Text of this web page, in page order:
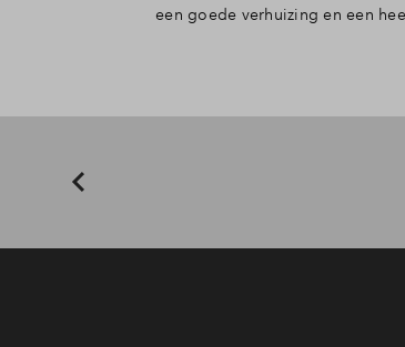
een goede verhuizing en een